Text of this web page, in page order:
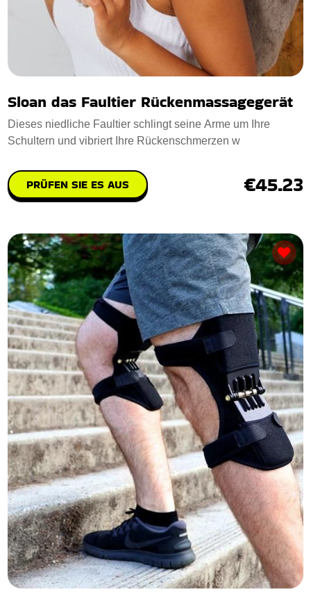
Sloan das Faultier Rückenmassagegerät
Dieses niedliche Faultier schlingt seine Arme um Ihre
Schultern und vibriert Ihre Rückenschmerzen w
PRÜFEN SIE ES AUS €45.23